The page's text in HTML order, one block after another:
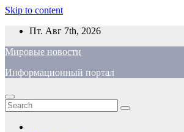
Skip to content
Пт. Авг 7th, 2026
Мировые новости
Информационный портал